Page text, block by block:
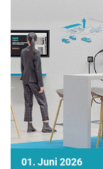
01. Juni 2026